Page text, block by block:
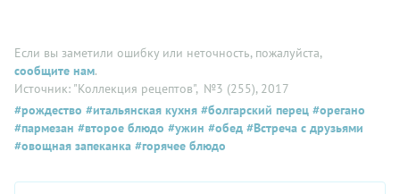
Если вы заметили ошибку или неточность, пожалуйста,
сообщите нам.
Источник: "Коллекция рецептов", №3 (255), 2017
#рождество #итальянская кухня #болгарский перец #орегано
#пармезан #второе блюдо #ужин #обед #Встреча с друзьями
#овощная запеканка #горячее блюдо